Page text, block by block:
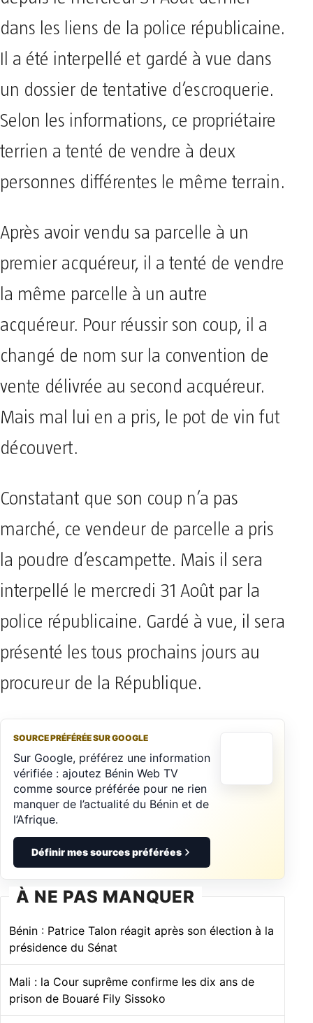
dans les liens de la police républicaine.
Il a été interpellé et gardé à vue dans
un dossier de tentative d’escroquerie.
Selon les informations, ce propriétaire
terrien a tenté de vendre à deux
personnes différentes le même terrain.
Après avoir vendu sa parcelle à un
premier acquéreur, il a tenté de vendre
la même parcelle à un autre
acquéreur. Pour réussir son coup, il a
changé de nom sur la convention de
vente délivrée au second acquéreur.
Mais mal lui en a pris, le pot de vin fut
découvert.
Constatant que son coup n’a pas
marché, ce vendeur de parcelle a pris
la poudre d’escampette. Mais il sera
interpellé le mercredi 31 Août par la
police républicaine. Gardé à vue, il sera
présenté les tous prochains jours au
procureur de la République.
SOURCE PRÉFÉRÉE SUR GOOGLE
Sur Google, préférez une information
vérifiée : ajoutez Bénin Web TV
comme source préférée pour ne rien
manquer de l’actualité du Bénin et de
l’Afrique.
Définir mes sources préférées
À NE PAS MANQUER
Bénin : Patrice Talon réagit après son élection à la
présidence du Sénat
Mali : la Cour suprême confirme les dix ans de
prison de Bouaré Fily Sissoko